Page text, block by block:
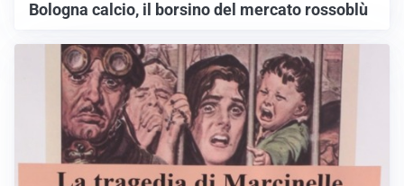
Bologna calcio, il borsino del mercato rossoblù